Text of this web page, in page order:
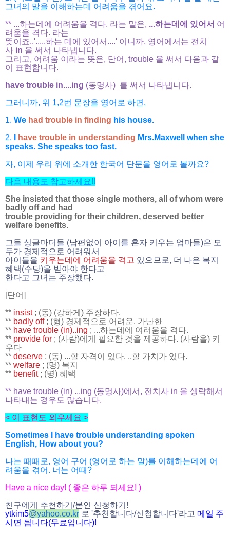
그녀의 말을 이해하는데 어려움을 겪어요.
** ...하는데에 어려움을 격다. 라는 말은, ...하는데에 있어서 어
려움을 격다. 라는
뜻이죠..'.....하는 데에 있어서....' 이니까, 영어에서는 전치
사 in 을 써서 나타냅니다.
그리고, 어려움 이라는 뜻은, 단어, trouble 을 써서 다음과 같
이 표현합니다.
have trouble in....ing (동명사) 를 써서 나타냅니다.
그러니까, 위 1,2번 문장을 영어로 하면,
1. We had trouble in finding his house.
2.
have trouble in understanding Mrs.Maxwell when she
speaks. She speaks too fast.
자, 이제 우리 위에 소개한 한국어 단문을 영어로 볼까요?
다음 내용도 참고하세요!!
She insisted that those single mothers, all of whom were
badly off and had
trouble providing for their children, deserved better
welfare benefits.
그들 싱글마더들 (남편없이 아이를 혼자 키우는 엄마들)은 모
두가 경제적으로 어려워서
아이들을 키우는데에 어려움을 격고 있으므로, 더 나은 복지
혜택(수당)을 받아야 한다고
한다고 그녀는 주장했다.
[단어]
** insist; (동) (강하게) 주장하다.
** badly off; (형) 경제적으로 어려운, 가난한
** have trouble (in)..ing ; ...하는데에 여러움을 격다.
** provide for ; (사람)에게 필요한 것을 제공하다. (사람을) 키
우다
** deserve ; (동) ...할 자격이 있다. ..할 가치가 있다.
** welfare ; (명) 복지
** benefit; (명) 혜택
** have trouble (in) ...ing (동명사)에서, 전치사 in 을 생략해서
나타내는 경우도 많습니다.
< 이 표현도 외우세요 >
Sometimes I have trouble understanding spoken
English, How about you?
나는 때때로, 영어 구어 (영어로 하는 말)를 이해하는데에 어
려움을 겪어. 너는 어때?
Have a nice day! ( 좋은 하루 되세요! )
친구에게 추천하기/본인 신청하기!
ytkim5@yahoo.co.kr 로 '추천합니다/신청합니다'라고 메일 주
시면 됩니다(무료입니다)!